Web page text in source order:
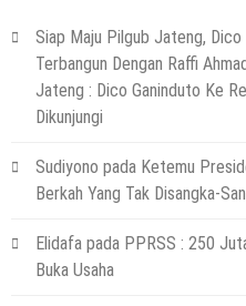
Siap Maju Pilgub Jateng,
Terbangun Dengan Raffi
Jateng : Dico Ganinduto Ke
Dikunjungi
Sudiyono pada Ketemu
Berkah Yang Tak Disangka-
Elidafa pada PPRSS : 250
Buka Usaha